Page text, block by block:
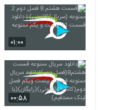
۰۱:۰۰
۰۰:۵۸